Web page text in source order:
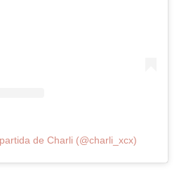
de Charli (@charli_xcx)